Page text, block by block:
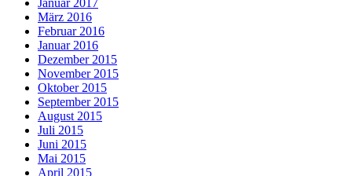
März 2016
Februar 2016
Januar 2016
Dezember 2015
November 2015
Oktober 2015
September 2015
August 2015
Juli 2015
Juni 2015
Mai 2015
April 2015